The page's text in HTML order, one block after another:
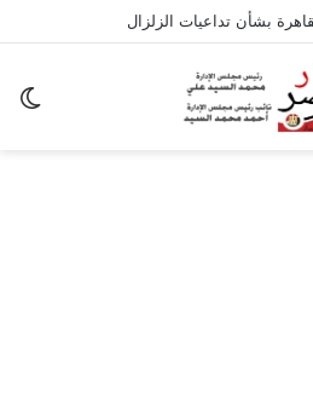
بشأن تداعيات الزلزال